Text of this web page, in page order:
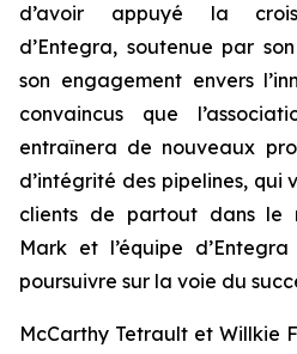
d’avoir appuyé la
d’Entegra, soutenue par
son engagement envers
convaincus que
entraînera de nouveaux
d’intégrité des pipelines, qui
clients de partout dans le
Mark et l’équipe
poursuivre sur la voie du
McCarthy Tetrault et Willkie